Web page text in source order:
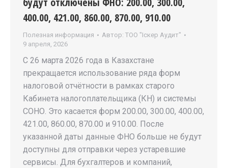
400.00, 421.00, 860.00, 870.00, 910.00
Полезная информация Автор: ТОО "Iскер Аудит"
9 апреля, 2026
С 26 марта 2026 года в Казахстане
прекращается использование ряда форм
налоговой отчётности в рамках старого
Кабинета налогоплательщика (КН) и системы
СОНО. Это касается форм 200.00, 300.00, 400.00,
421.00, 860.00, 870.00 и 910.00. После
указанной даты данные ФНО больше не будут
доступны для отправки через устаревшие
сервисы. Для бухгалтеров и компаний,